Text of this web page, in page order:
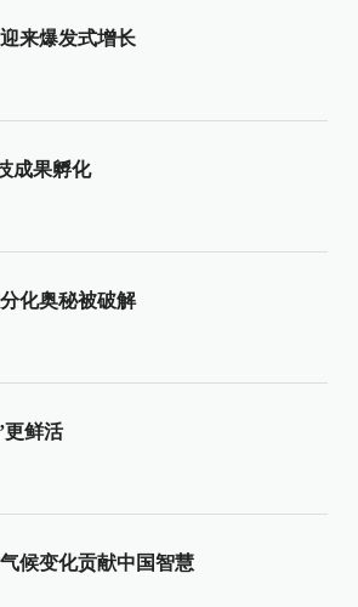
来爆发式增长
成果孵化
化奥秘被破解
更鲜活
候变化贡献中国智慧